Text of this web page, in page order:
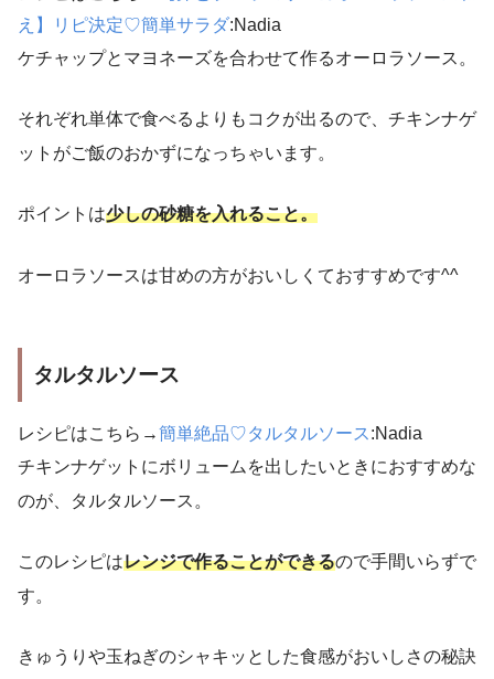
え】リピ決定♡簡単サラダ:Nadia
ケチャップとマヨネーズを合わせて作るオーロラソース。
それぞれ単体で食べるよりもコクが出るので、チキンナゲ
ットがご飯のおかずになっちゃいます。
ポイントは少しの砂糖を入れること。
オーロラソースは甘めの方がおいしくておすすめです^^
タルタルソース
レシピはこちら→簡単絶品♡タルタルソース :Nadia
チキンナゲットにボリュームを出したいときにおすすめな
のが、タルタルソース。
このレシピはレンジで作ることができるので手間いらずで
す。
きゅうりや玉ねぎのシャキッとした食感がおいしさの秘訣